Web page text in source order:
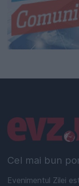
Cel mai bun
Evenimentul Zilei
Linkuri utile